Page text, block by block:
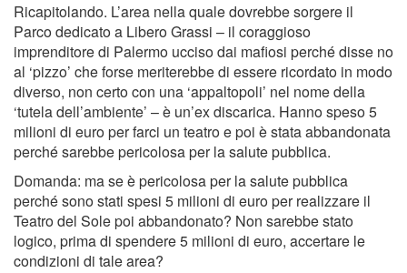
Ricapitolando. L’area nella quale dovrebbe sorgere il
Parco dedicato a Libero Grassi – il coraggioso
imprenditore di Palermo ucciso dai mafiosi perché disse no
al ‘pizzo’ che forse meriterebbe di essere ricordato in modo
diverso, non certo con una ‘appaltopoli’ nel nome della
‘tutela dell’ambiente’ – è un’ex discarica. Hanno speso 5
milioni di euro per farci un teatro e poi è stata abbandonata
perché sarebbe pericolosa per la salute pubblica.
Domanda: ma se è pericolosa per la salute pubblica
perché sono stati spesi 5 milioni di euro per realizzare il
Teatro del Sole poi abbandonato? Non sarebbe stato
logico, prima di spendere 5 milioni di euro, accertare le
condizioni di tale area?